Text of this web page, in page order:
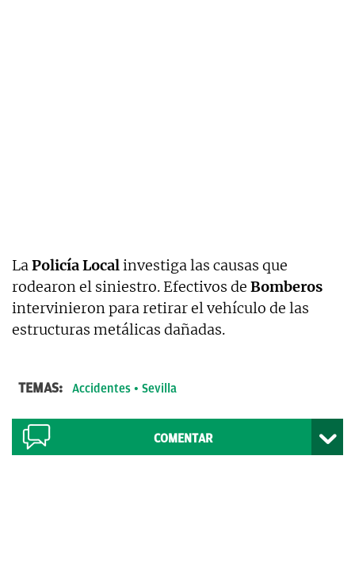
LaPolicía Localinvestiga las causas que
rodearon el siniestro. Efectivos de Bomberos
intervinieron para retirar el vehículo de las
estructuras metálicas dañadas.
TEMAS: Accidentes Sevilla
COMENTAR